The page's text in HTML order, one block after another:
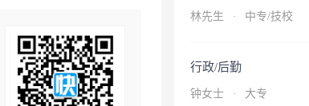
林先生 · 中专/技校
行政/后勤
钟女士 · 大专